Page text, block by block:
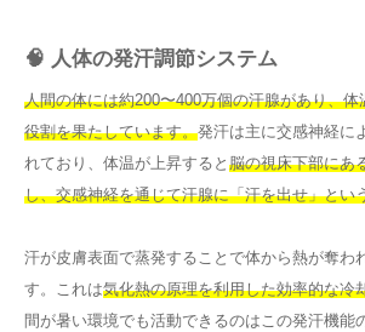
🧠 人体の発汗調節システム
人間の体には約200〜400万個の汗腺があり、
役割を果たしています。発汗は主に交感神経に
れており、体温が上昇すると 脳の視床下部にあ
し、交感神経を通じて汗腺に「汗を出せ」とい
汗が皮膚表面で蒸発することで体から熱が奪わ
す。これは気化熱の原理を利用した効率的な冷
間が暑い環境でも活動できるのはこの発汗機能